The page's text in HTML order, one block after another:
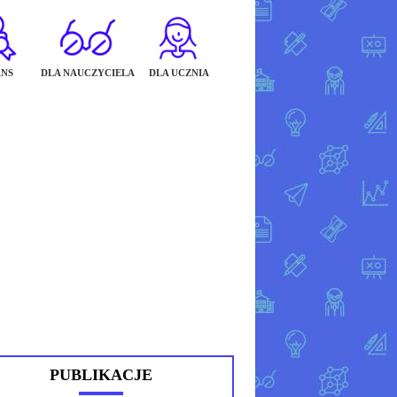
DLA NAUCZYCIELA DLA UCZNIA
PUBLIKACJE